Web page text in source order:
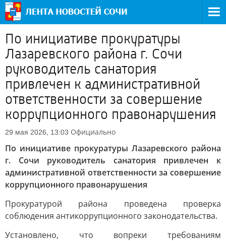
По инициативе прокуратуры
Лазаревского района г. Сочи
руководитель санатория
привлечен к административной
ответственности за совершение
коррупционного правонарушения
29 мая 2026, 13:03 Официально
По инициативе прокуратуры Лазаревского района
г. Сочи руководитель санатория привлечен к
административной ответственности за совершение
коррупционного правонарушения
Прокуратурой района проведена проверка
соблюдения антикоррупционного законодательства.
Установлено, что вопреки требованиям